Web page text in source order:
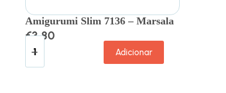
Amigurumi Slim 7136 – Marsala
€3.80
Adicionar